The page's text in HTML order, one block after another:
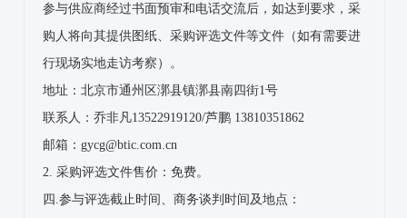
参与供应商经过书面预审和电话交流后，如达到要求，采
购人将向其提供图纸、采购评选文件等文件（如有需要进
行现场实地走访考察）。
地址：北京市通州区漷县镇漷县南四街1号
联系人：乔非凡13522919120/芦鹏 13810351862
邮箱：gycg@btic.com.cn
2. 采购评选文件售价：免费。
四.参与评选截止时间、商务谈判时间及地点：